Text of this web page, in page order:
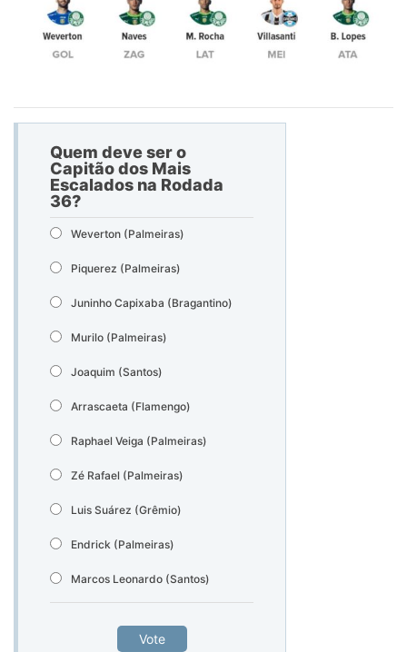
Quem deve ser o
Capitão dos Mais
Escalados na Rodada
36?
Weverton (Palmeiras)
Piquerez (Palmeiras)
Juninho Capixaba (Bragantino)
Murilo (Palmeiras)
Joaquim (Santos)
Arrascaeta (Flamengo)
Raphael Veiga (Palmeiras)
Zé Rafael (Palmeiras)
Luis Suárez (Grêmio)
Endrick (Palmeiras)
Marcos Leonardo (Santos)
Vote